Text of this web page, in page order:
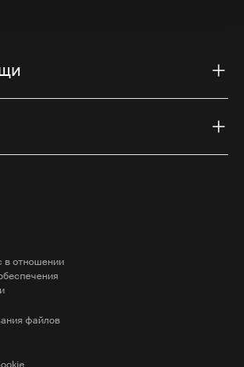
Facebook (external link)
on Instagram (external link)
Thule on Youtube (external
в отношении
файлов